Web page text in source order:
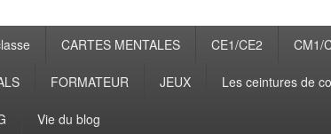
CARTES MENTALES CE1/CE2 CM1/
FORMATEUR JEUX Les ceintures de
Vie du blog